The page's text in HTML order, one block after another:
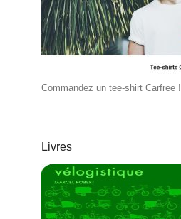
Commandez un tee-shirt Carfree !
Livres